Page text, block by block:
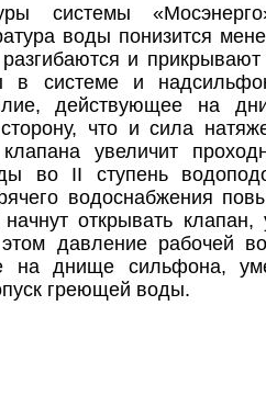
системы
воды понизится
разгибаются и
системе и
действующее на
что и сила
увеличит
во II ступень
водоснабжения
открывать
давление рабочей
на днище сильфона,
греющей воды.